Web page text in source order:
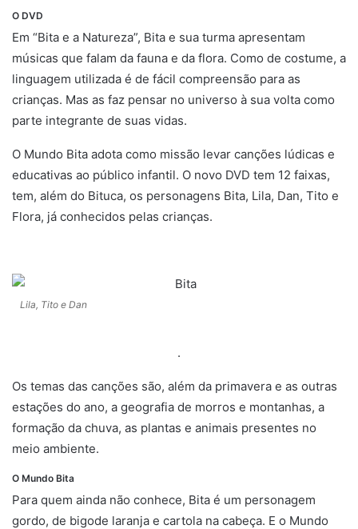
O DVD
Em “Bita e a Natureza”, Bita e sua turma apresentam
músicas que falam da fauna e da flora. Como de costume, a
linguagem utilizada é de fácil compreensão para as
crianças. Mas as faz pensar no universo à sua volta como
parte integrante de suas vidas.
O Mundo Bita adota como missão levar canções lúdicas e
educativas ao público infantil. O novo DVD tem 12 faixas,
tem, além do Bituca, os personagens Bita, Lila, Dan, Tito e
Flora, já conhecidos pelas crianças.
Lila, Tito e Dan
.
Os temas das canções são, além da primavera e as outras
estações do ano, a geografia de morros e montanhas, a
formação da chuva, as plantas e animais presentes no
meio ambiente.
O Mundo Bita
Para quem ainda não conhece, Bita é um personagem
gordo, de bigode laranja e cartola na cabeça. E o Mundo